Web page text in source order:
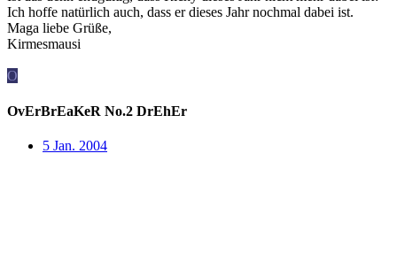
Ich hoffe natürlich auch, dass er dieses Jahr nochmal dabei ist.
Maga liebe Grüße,
Kirmesmausi
O
OvErBrEaKeR No.2 DrEhEr
5 Jan. 2004